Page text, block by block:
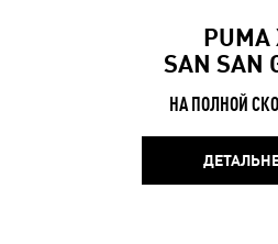
PUMA
SAN SAN
НА ПОЛНОЙ